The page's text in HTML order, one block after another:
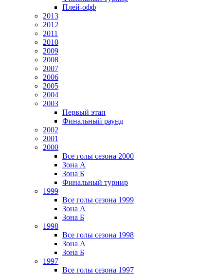
Плей-офф
2013
2012
2011
2010
2009
2008
2007
2006
2005
2004
2003
Первый этап
Финальный раунд
2002
2001
2000
Все голы сезона 2000
Зона А
Зона Б
Финальный турнир
1999
Все голы сезона 1999
Зона А
Зона Б
1998
Все голы сезона 1998
Зона А
Зона Б
1997
Все голы сезона 1997